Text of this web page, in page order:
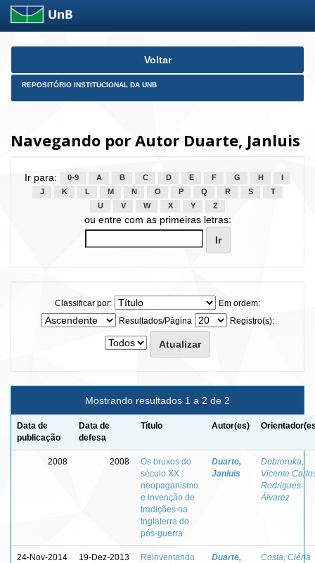
Skip
Voltar
REPOSITÓRIO INSTITUCIONAL DA UNB
Navegando por Autor Duarte, Janluis
Ir para: 0-9 A B C D E F G H
J
K L M N O P Q R S
T
U
V W X Y Z
ou entre com as primeiras letras:
Classificar por:
Em ordem:
Resultados/Página
Registro(s):
Mostrando resultados 1 a 2 de 2
Data de
publicação
Data de
defesa
Título Autor(es)
2008 2008
Os bruxos do
século XX :
neopaganismo
e invenção de
tradições na
Inglaterra do
pós-guerra
Duarte,
Janluis
Dobroruka,
Vicente
Rodrigues
Álvarez
24-Nov-2014 19-Dez-2013
Reinventando
Duarte,
Costa, Cléria